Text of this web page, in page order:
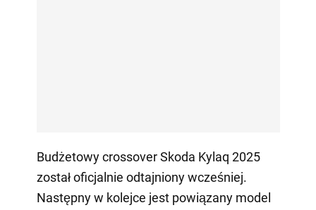
Budżetowy crossover Skoda Kylaq 2025
został oficjalnie odtajniony wcześniej.
Następny w kolejce jest powiązany model